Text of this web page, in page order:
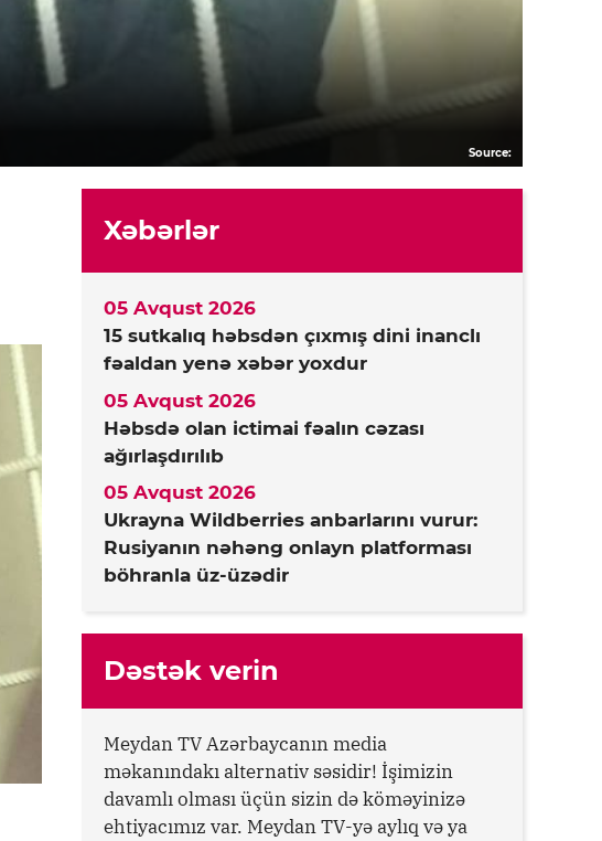
Source:
Xəbərlər
15 sutkalıq həbsdən çıxmış dini inanclı
fəaldan yenə xəbər yoxdur
05 Avqust 2026
Həbsdə olan ictimai fəalın cəzası
ağırlaşdırılıb
05 Avqust 2026
Ukrayna Wildberries anbarlarını vurur:
Rusiyanın nəhəng onlayn platforması
böhranla üz-üzədir
05 Avqust 2026
Dəstək verin
Meydan TV Azərbaycanın media
məkanındakı alternativ səsidir! İşimizin
davamlı olması üçün sizin də köməyinizə
ehtiyacımız var. Meydan TV-yə aylıq və ya